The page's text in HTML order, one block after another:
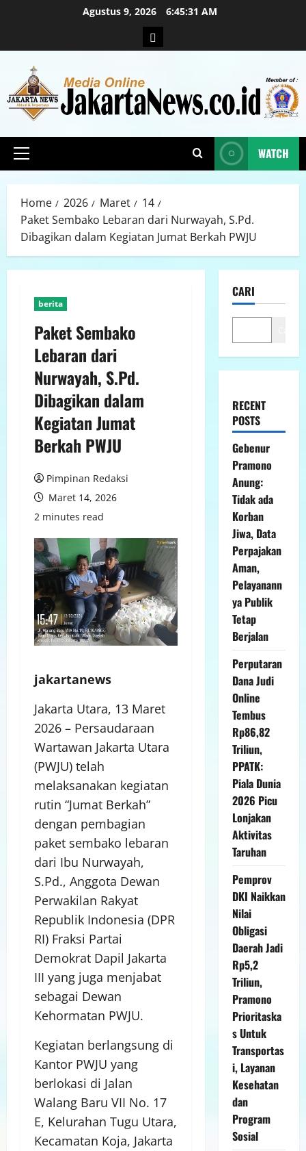
Agustus 9, 2026 6:45:33 AM
WATCH
Home 2026 Maret
14
Paket Sembako Lebaran dari Nurwayah, S.Pd.
Dibagikan dalam Kegiatan Jumat Berkah PWJU
berita
Paket Sembako
Lebaran dari
Nurwayah, S.Pd.
Dibagikan dalam
Kegiatan Jumat
Berkah PWJU
Pimpinan Redaksi
Maret 14, 2026
2 minutes read
jakartanews
Jakarta Utara, 13 Maret
2026 – Persaudaraan
Wartawan Jakarta Utara
(PWJU) telah
melaksanakan kegiatan
rutin “Jumat Berkah”
dengan pembagian
paket sembako lebaran
dari Ibu Nurwayah,
S.Pd., Anggota Dewan
Perwakilan Rakyat
Republik Indonesia (DPR
RI) Fraksi Partai
Demokrat Dapil Jakarta
III yang juga menjabat
sebagai Dewan
Kehormatan PWJU.
Kegiatan berlangsung di
Kantor PWJU yang
berlokasi di Jalan
Walang Baru VII No. 17
E, Kelurahan Tugu Utara,
Kecamatan Koja, Jakarta
CARI
RECENT
POSTS
Gebenur
Pramono
Anung:
Tidak ada
Korban
Jiwa, Data
Perpajakan
Aman,
Pelayanann
ya Publik
Tetap
Berjalan
Perputaran
Dana Judi
Online
Tembus
Rp86,82
Triliun,
PPATK:
Piala Dunia
2026 Picu
Lonjakan
Aktivitas
Taruhan
Pemprov
DKI Naikkan
Nilai
Obligasi
Daerah Jadi
Rp5,2
Triliun,
Pramono
Prioritaska
s Untuk
Transportas
i, Layanan
Kesehatan
dan
Program
Sosial